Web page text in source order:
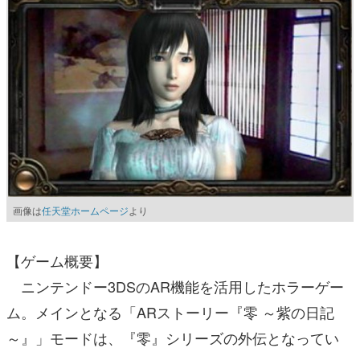
女性向け
アプリレビュー
その他
電ファミニコゲーマーとは？
運営：株式会社マレ
画像は任天堂ホームページより
【ゲーム概要】
ニンテンドー3DSのAR機能を活用したホラーゲー
ム。メインとなる「ARストーリー『零 ～紫の日記
～』」モードは、『零』シリーズの外伝となってい